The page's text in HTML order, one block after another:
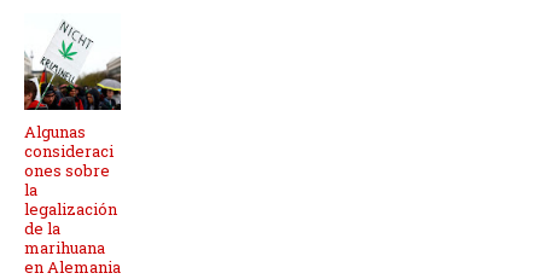
Algunas
consideraci
ones sobre
la
legalización
de la
marihuana
en Alemania